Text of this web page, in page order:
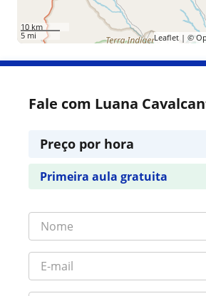
10 km
5 mi
Leaflet| ©
Fale com Luana
Preço por hora
Primeira aula gratuita